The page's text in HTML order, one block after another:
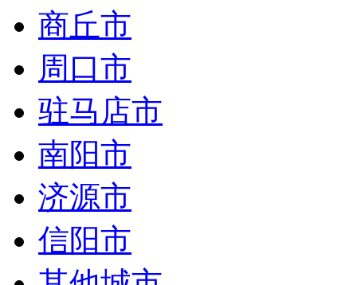
商丘市
周口市
驻马店市
南阳市
济源市
信阳市